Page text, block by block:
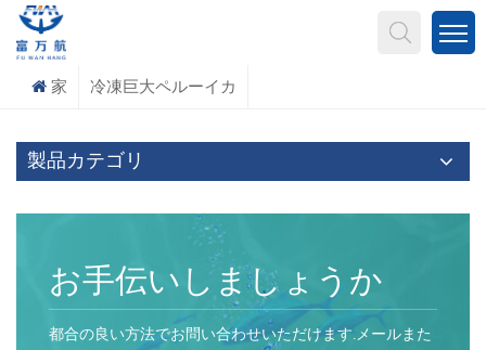
家 冷凍巨大ペルーイカ
製品カテゴリ
お手伝いしましょうか
都合の良い方法でお問い合わせいただけます.メールまた